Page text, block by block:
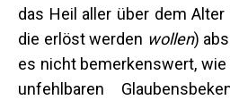
das Heil aller über dem
die erlöst werden wollen)
es nicht bemerkenswert,
unfehlbaren